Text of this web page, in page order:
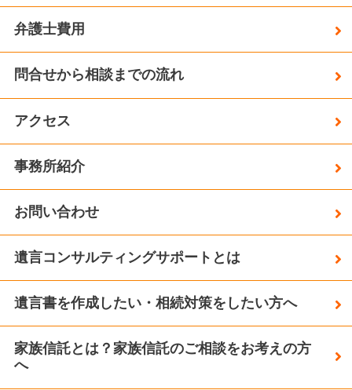
弁護士費用
問合せから相談までの流れ
アクセス
事務所紹介
お問い合わせ
遺言コンサルティングサポートとは
遺言書を作成したい・相続対策をしたい方へ
家族信託とは？家族信託のご相談をお考えの方
へ